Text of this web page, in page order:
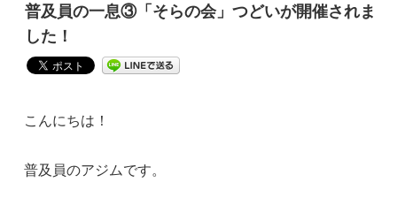
普及員の一息③「そらの会」つどいが開催されま
した！
こんにちは！
普及員のアジムです。